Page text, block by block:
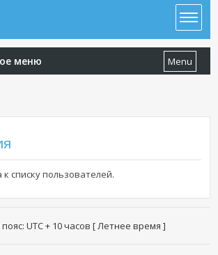
меню Menu
к списку пользователей.
UTC + 10 часов [ Летнее время ]